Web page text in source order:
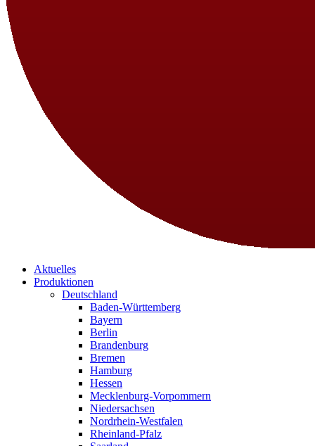
Aktuelles
Produktionen
Deutschland
Baden-Württemberg
Bayern
Berlin
Brandenburg
Bremen
Hamburg
Hessen
Mecklenburg-Vorpommern
Niedersachsen
Nordrhein-Westfalen
Rheinland-Pfalz